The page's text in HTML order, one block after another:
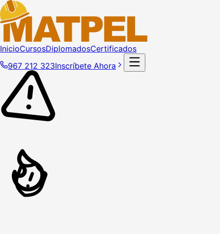
InicioCursosDiplomadosCertificados
967 212 323Inscríbete Ahora